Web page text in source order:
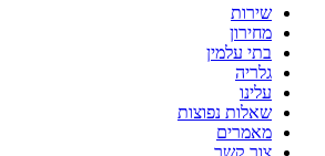
שירות
מחירון
בתי עלמין
גלריה
עלינו
שאלות נפוצות
מאמרים
צור קשר